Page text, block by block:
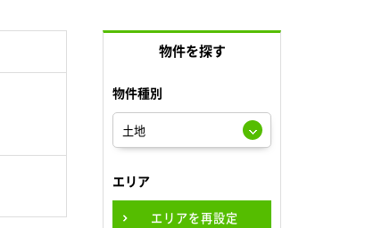
物件を探す
物件種別
エリア
エリアを再設定